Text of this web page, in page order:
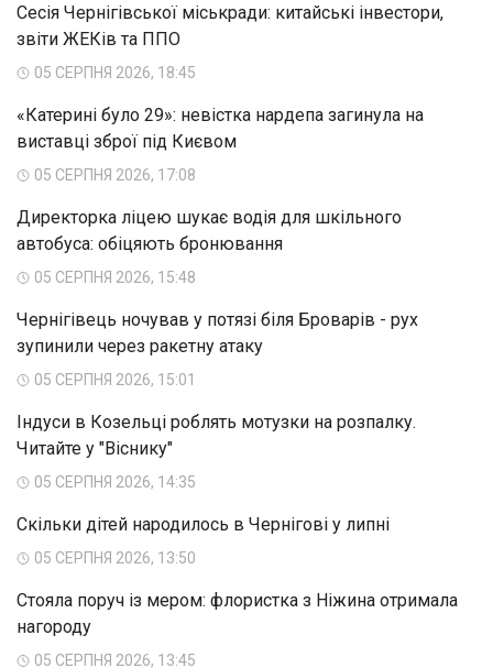
Сесія Чернігівської міськради: китайські інвестори,
звіти ЖЕКів та ППО
05 СЕРПНЯ 2026, 18:45
«Катерині було 29»: невістка нардепа загинула на
виставці зброї під Києвом
05 СЕРПНЯ 2026, 17:08
Директорка ліцею шукає водія для шкільного
автобуса: обіцяють бронювання
05 СЕРПНЯ 2026, 15:48
Чернігівець ночував у потязі біля Броварів - рух
зупинили через ракетну атаку
05 СЕРПНЯ 2026, 15:01
Індуси в Козельці роблять мотузки на розпалку.
Читайте у "Віснику"
05 СЕРПНЯ 2026, 14:35
Скільки дітей народилось в Чернігові у липні
05 СЕРПНЯ 2026, 13:50
Стояла поруч із мером: флористка з Ніжина отримала
нагороду
05 СЕРПНЯ 2026, 13:45